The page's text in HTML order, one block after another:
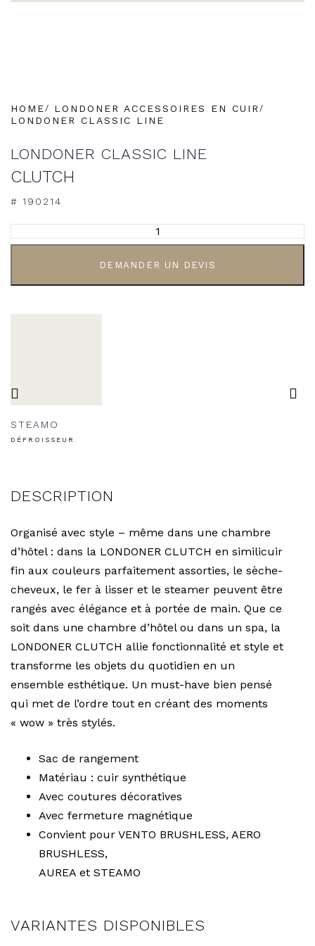
HOME
LONDONER ACCESSOIRES EN CUIR
LONDONER CLASSIC LINE
LONDONER CLASSIC LINE
CLUTCH
# 190214
DEMANDER UN DEVIS
STEAMO
DÉFROISSEUR
DESCRIPTION
Organisé avec style – même dans une chambre
d’hôtel : dans la LONDONER CLUTCH en similicuir
fin aux couleurs parfaitement assorties, le sèche-
cheveux, le fer à lisser et le steamer peuvent être
rangés avec élégance et à portée de main. Que ce
soit dans une chambre d’hôtel ou dans un spa, la
LONDONER CLUTCH allie fonctionnalité et style et
transforme les objets du quotidien en un
ensemble esthétique. Un must-have bien pensé
qui met de l’ordre tout en créant des moments
« wow » très stylés.
Sac de rangement
Matériau : cuir synthétique
Avec coutures décoratives
Avec fermeture magnétique
Convient pour VENTO BRUSHLESS, AERO
BRUSHLESS,
AUREA et STEAMO
VARIANTES DISPONIBLES